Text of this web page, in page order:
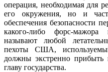
операция, необходимая для
его окружения, но и
обеспечения безопасности
какого-либо форс-
называют любой
пехоты США,
должны экстренно прибыть
главу государства.